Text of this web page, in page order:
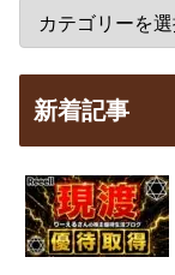
新着記事